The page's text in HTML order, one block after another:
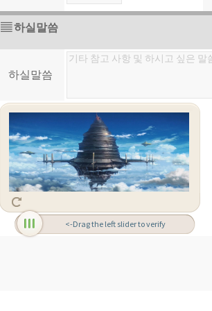
▤ 하실말씀
하실말씀
<-Drag the left slider to verify